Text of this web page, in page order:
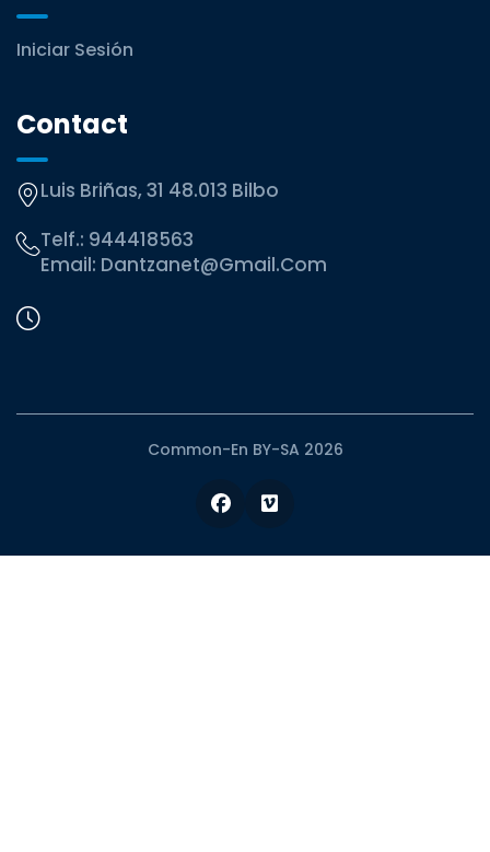
Iniciar Sesión
Contact
Luis Briñas, 31 48.013 Bilbo
Telf.: 944418563
Email: Dantzanet@gmail.com
Common-En BY-SA 2026
Facebook
Vimeo